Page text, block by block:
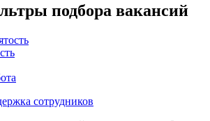
подбора вакансий
сотрудников